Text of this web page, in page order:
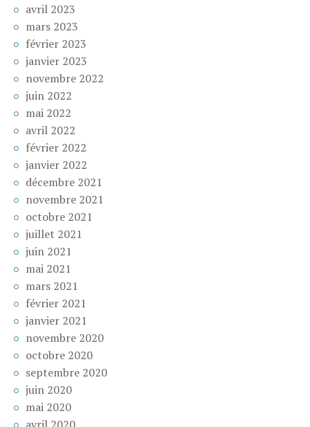
avril 2023
mars 2023
février 2023
janvier 2023
novembre 2022
juin 2022
mai 2022
avril 2022
février 2022
janvier 2022
décembre 2021
novembre 2021
octobre 2021
juillet 2021
juin 2021
mai 2021
mars 2021
février 2021
janvier 2021
novembre 2020
octobre 2020
septembre 2020
juin 2020
mai 2020